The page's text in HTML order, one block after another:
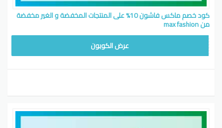
كود خصم ماكس فاشون 10% على المنتجات المخفضة و الغير مخفضة
من max fashion
عرض الكوبون